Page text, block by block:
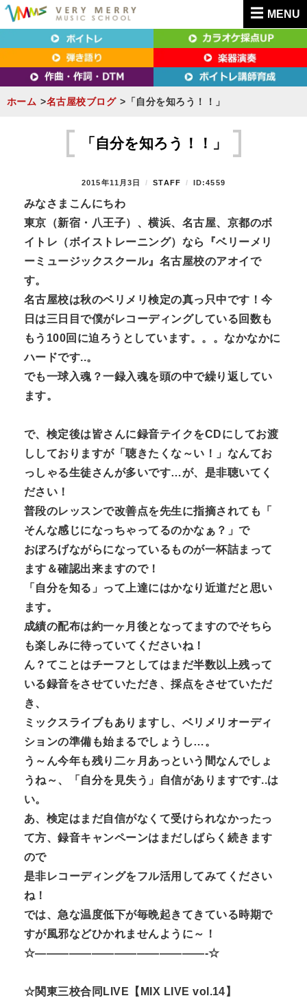
MENU
東京（新宿・八王子）・横浜・名古屋・京都で
「本気」になれるボイトレ教室｜VERY MERRY
MUSIC SCHOOL（ベリーメリー）
東京（新宿・八王子）・横浜・名古屋・京都で「本気」になれるボイトレ教室｜
VERY MERRY MUSIC SCHOOL（ベリーメリー）
ホーム 名古屋校ブログ 「自分を知ろう！！」
「自分を知ろう！！」
P
S
T
D
O
2015年11月3日
B
STAFF ID:4559
みなさまこんにちわ
東京（新宿・八王子）、横浜、名古屋、京都のボ
イトレ（ボイストレーニング）なら『ベリーメリ
ーミュージックスクール』名古屋校のアオイで
す。
名古屋校は秋のベリメリ検定の真っ只中です！今
日は三日目で僕がレコーディングしている回数も
もう100回に迫ろうとしています。。。なかなかに
ハードです..。
でも一球入魂？一録入魂を頭の中で繰り返してい
ます。
で、 検定後は皆さんに録音テイクをCDにしてお渡
ししておりますが「聴きたくな～い！」なんてお
っしゃる生徒さんが多いです…が、是非聴いてく
ださい！
普段のレッスンで改善点を先生に指摘されても「
そんな感じになっちゃってるのかなぁ？」で
おぼろげながらになっているものが一杯詰まって
ます＆確認出来ますので！
「自分を知る」って上達にはかなり近道だと思い
ます。
成績の配布は約一ヶ月後となってますのでそちら
も楽しみに待っていてくださいね！
ん？ てことはチーフとしてはまだ半数以上残って
いる録音をさせていただき、採点をさせていただ
き、
ミックスライブもありますし、 ベリメリオーディ
ションの準備も始まるでしょうし…。
う～ん今年も残り二ヶ月あっという間なんでしょ
うね～、「 自分を見失う」自信がありますです..は
い。
あ、検定はまだ自信がなくて受けられなかったっ
て方、録音キャンペーンはまだしばらく続きます
ので
是非レコーディングをフル活用してみてください
ね！
では、急な温度低下が毎晩起きてきている時期で
すが風邪などひかれませんように～！
☆———————————————-☆
☆関東三校合同LIVE【MIX LIVE vol.14】